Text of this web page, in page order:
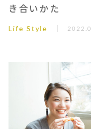
き合いかた
Life Style